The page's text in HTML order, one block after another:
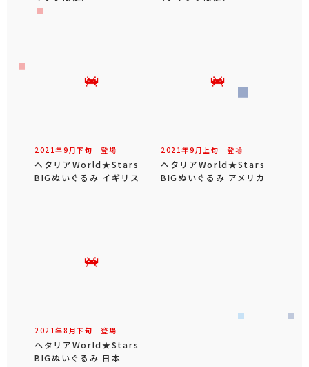
2021年9 月下旬 登場
ヘタリアWorld★Stars
BIGぬいぐるみ イギリス
2021年9 月 上旬 登場
ヘタリアWorld★Stars
BIGぬいぐるみ アメリカ
2021年8 月下旬 登場
ヘタリアWorld★Stars
BIGぬいぐるみ 日本